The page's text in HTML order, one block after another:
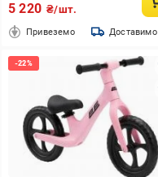
5 220 ₴/шт.
Привеземо Доставимо